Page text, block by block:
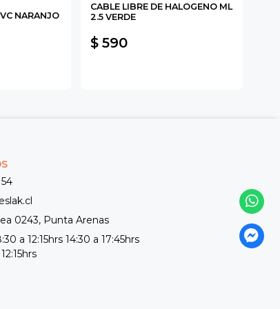
NARANJO
CABLE LIBRE DE HALOGENO ML
2.5 VERDE
$ 590
0243, Punta Arenas
a 12:15hrs 14:30 a 17:45hrs